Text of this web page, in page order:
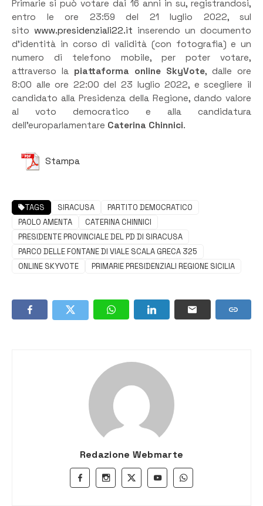
Primarie si può votare dai 16 anni in su, registrandosi,
entro le ore 23:59 del 21 luglio 2022, sul
sito www.presidenziali22.it inserendo un documento
d’identità in corso di validità (con fotografia) e un
numero di telefono mobile, per poter votare,
attraverso la piattaforma online SkyVote, dalle ore
8:00 alle ore 22:00 del 23 luglio 2022, e scegliere il
candidato alla Presidenza della Regione, dando valore
al voto democratico e alla candidatura
dell’europarlamentare Caterina Chinnici.
Stampa
TAGS SIRACUSA
PARTITO DEMOCRATICO
PAOLO AMENTA
CATERINA CHINNICI
PRESIDENTE PROVINCIALE DEL PD DI SIRACUSA
PARCO DELLE FONTANE DI VIALE SCALA GRECA 325
ONLINE SKYVOTE
PRIMARIE PRESIDENZIALI REGIONE SICILIA
Redazione Webmarte